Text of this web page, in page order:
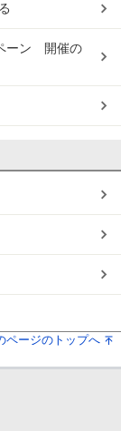
ーン 開催の
ページのトップへ